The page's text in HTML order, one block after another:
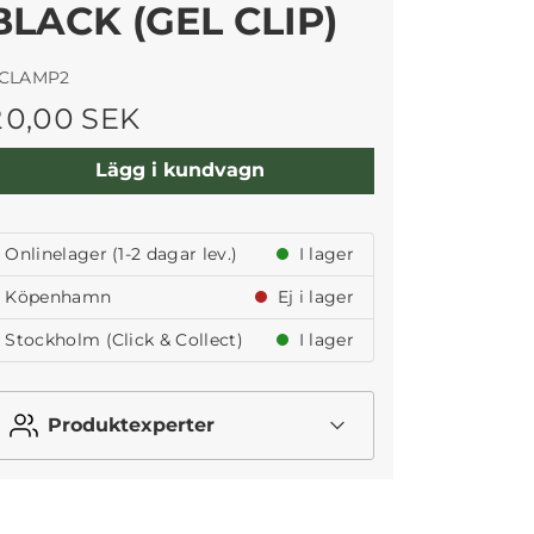
(GEL CLIP)
SEK
Lägg i kundvagn
Onlinelager (1-2 dagar lev.)
I lager
Köpenhamn
Ej i lager
Stockholm (Click & Collect)
I lager
Produktexperter